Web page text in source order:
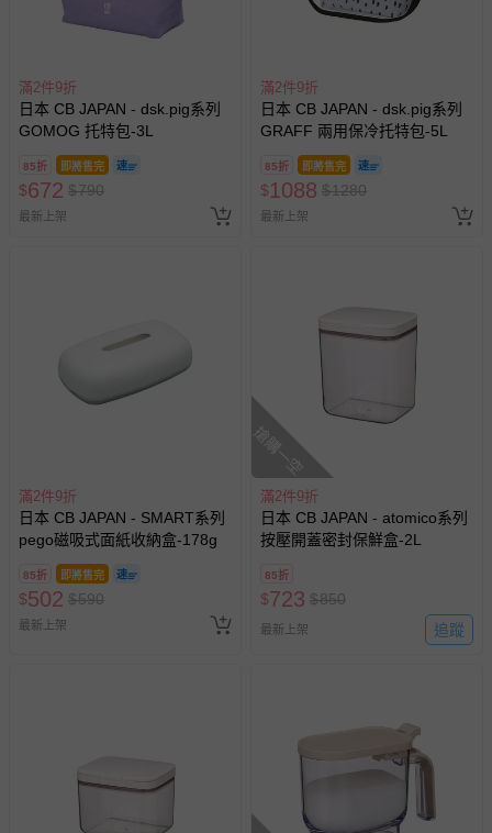
滿2件9折
日本 CB JAPAN - dsk.pig系列
GOMOG 托特包-3L
85折 即將售完
$672 $790
最新上架
滿2件9折
日本 CB JAPAN - dsk.pig系列
GRAFF 兩用保冷托特包-5L
85折 即將售完
$1088 $1280
最新上架
滿2件9折
日本 CB JAPAN - SMART系列
pego磁吸式面紙收納盒-178g
85折 即將售完
$502 $590
最新上架
搶購一空
滿2件9折
日本 CB JAPAN - atomico系列
按壓開蓋密封保鮮盒-2L
85折
$723 $850
最新上架 追蹤